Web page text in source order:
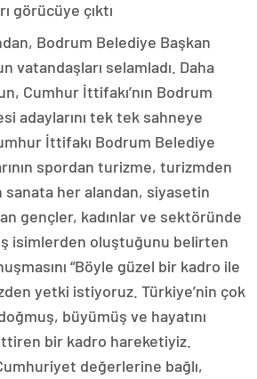
görücüye çıktı
Bodrum Belediye Başkan
vatandaşları selamladı. Daha
Cumhur İttifakı’nın Bodrum
adaylarını tek tek sahneye
İttifakı Bodrum Belediye
spordan turizme, turizmden
her alandan, siyasetin
gençler, kadınlar ve sektöründe
isimlerden oluştuğunu belirten
“Böyle güzel bir kadro ile
yetki istiyoruz. Türkiye’nin çok
büyümüş ve hayatını
bir kadro hareketiyiz.
değerlerine bağlı,